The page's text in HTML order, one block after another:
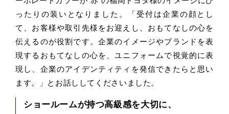
ったりの装いとなりました。「受付は企業の顔とし
て、お客様や取引先様をお迎えし、おもてなしの心を
伝えるのが役割です。企業のイメージやブランドを表
現するおもてなしの心を、ユニフォームで視覚的に表
現し、企業のアイデンティティを発信できたらと思い
ます。」とお話ししてくださいました。
ショールームが持つ高級感を大切に、